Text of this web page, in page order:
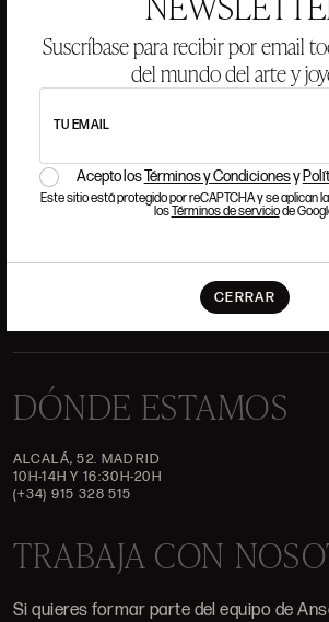
Suscríbase para recibir por email
del mundo del arte y
TU EMAIL
Acepto losTérminos y Condicionesy
Este sitio está protegido por reCAPTCHA y se aplican la
losTérminos de serviciode
CERRAR
ANSORENA
EQUIPO
JOYERÍA
GALERÍA
SUBASTAS
DÓNDE ESTAMOS
ALCALÁ, 52. MADRID
10H-14H Y 16:30H-20H
(+34) 915 328 515
TRABAJA CON
Si quieres formar parte del equipo de